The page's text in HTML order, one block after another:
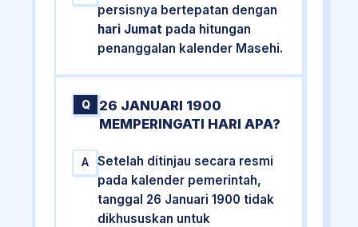
persisnya bertepatan dengan
hari Jumat pada hitungan
penanggalan kalender Masehi.
Q
26 JANUARI 1900
MEMPERINGATI HARI APA?
A
Setelah ditinjau secara resmi
pada kalender pemerintah,
tanggal 26 Januari 1900 tidak
dikhususkan untuk